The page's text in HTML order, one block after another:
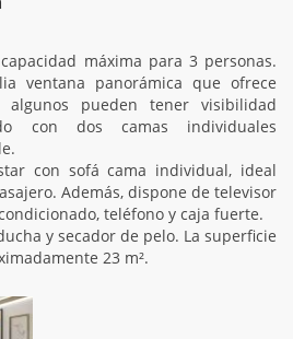
máxima para 3 personas.
ventana panorámica que ofrece
pueden tener visibilidad
con dos camas individuales
con sofá cama individual, ideal
Además, dispone de televisor
teléfono y caja fuerte.
y secador de pelo. La superficie
23 m².